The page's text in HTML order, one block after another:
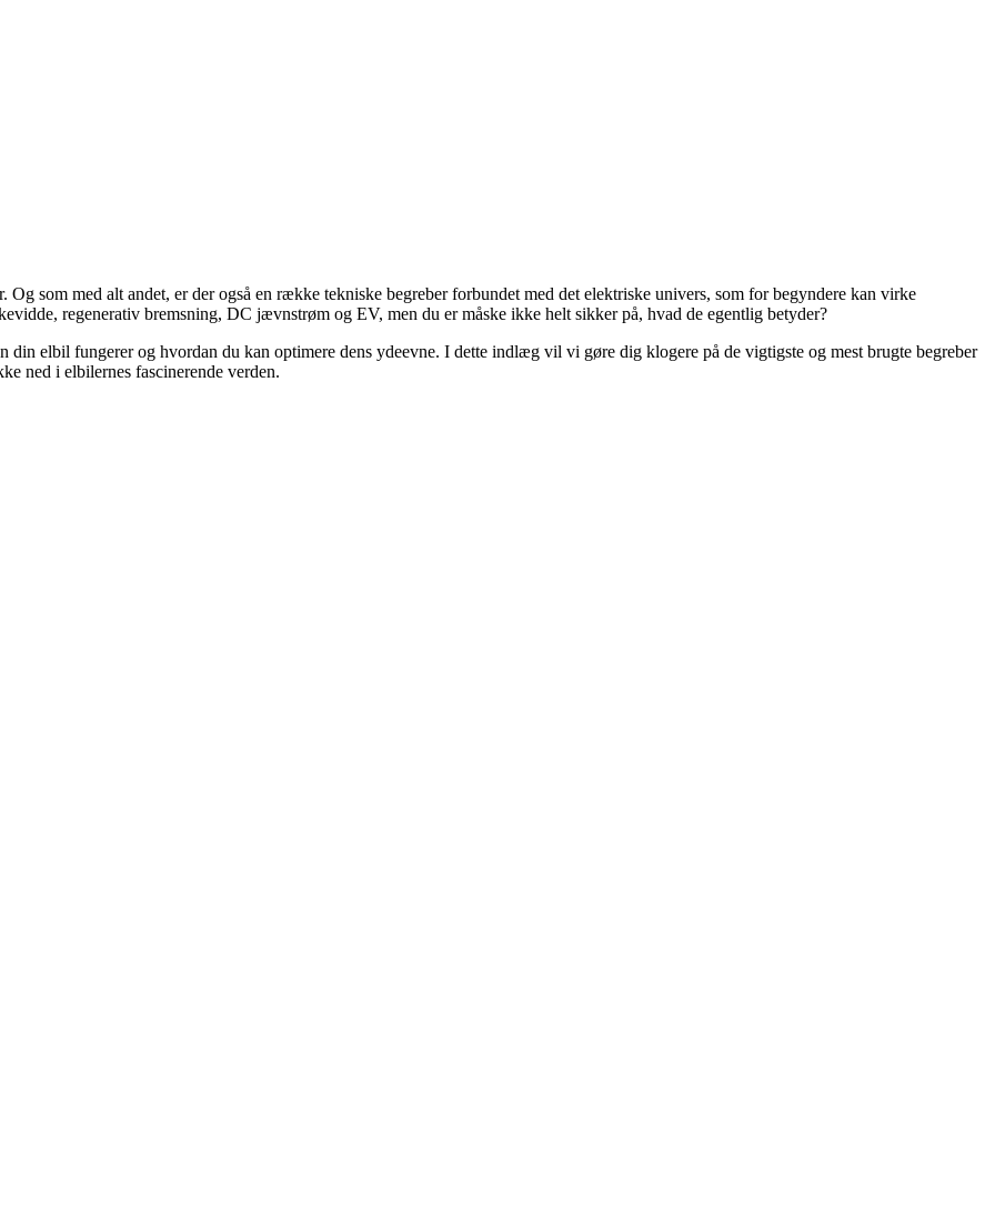
som med alt andet, er der også en række tekniske begreber forbundet med det elektriske univers, som for begyndere kan virke
regenerativ bremsning, DC jævnstrøm og EV, men du er måske ikke helt sikker på, hvad de egentlig betyder?
elbil fungerer og hvordan du kan optimere dens ydeevne. I dette indlæg vil vi gøre dig klogere på de vigtigste og mest brugte begreber
ned i elbilernes fascinerende verden.